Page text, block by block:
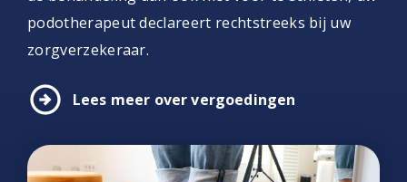
podotherapeut declareert rechtstreeks bij uw
zorgverzekeraar.
arrow_circle_right Lees meer over vergoedingen